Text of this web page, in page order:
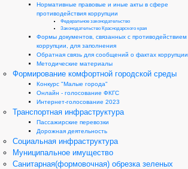
Нормативные правовые и иные акты в сфере
противодействия коррупции
Федеральное законодательство
Законодательство Краснодарского края
Формы документов, связанных с противодействием
коррупции, для заполнения
Обратная связь для сообщений о фактах коррупции
Методические материалы
Формирование комфортной городской среды
Конкурс "Малые города"
Онлайн - голосование ФКГС
Интернет-голосование 2023
Транспортная инфраструктура
Пассажирские перевозки
Дорожная деятельность
Социальная инфраструктура
Муниципальное имущество
Санитарная(формовочная) обрезка зеленых